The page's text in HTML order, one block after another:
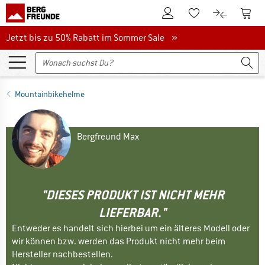
Zum KundenkontoZum Merkzettel.
Zum Zum
Jetzt bis zu 50% Rabatt im Sommer Sale
Jetzt bis zu 50% Rabatt im Sommer Sale »
Mountainbikehelme
Bergfreund Max
"DIESES PRODUKT IST NICHT MEHR
LIEFERBAR."
Entweder es handelt sich hierbei um ein älteres Modell oder
wir können bzw. werden das Produkt nicht mehr beim
Hersteller nachbestellen.